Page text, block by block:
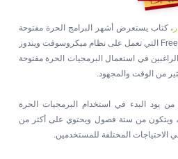
، كتاب يستعرض أشهر البرامج الحرة مفتوحة
المصدر Free Open Source Software التي تعمل على نظام ميكروسوفت ويندوز
في استعمال البرمجيات الحرة مفتوحة
من الوقت والمجهود.
يود البدء في استخدام البرمجيات الحرة
ويتكون من ستة فصول ويحتوي على أكثر من